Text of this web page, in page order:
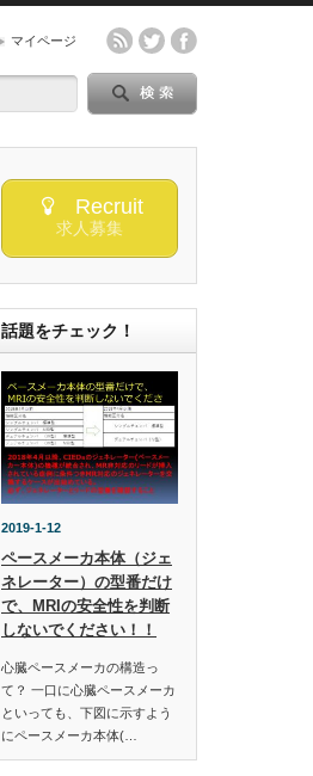
マイページ
Recruit
求人募集
話題をチェック！
2019-1-12
ペースメーカ本体（ジェ
ネレーター）の型番だけ
で、MRIの安全性を判断
しないでください！！
心臓ペースメーカの構造っ
て？ 一口に心臓ペースメーカ
といっても、下図に示すよう
にペースメーカ本体(…